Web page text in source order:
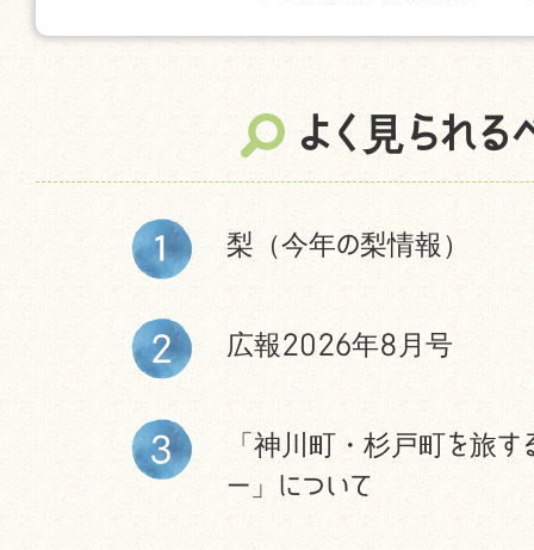
よく見られる
梨（今年の梨情報）
広報2026年8月号
「神川町・杉戸町を旅す
ー」について